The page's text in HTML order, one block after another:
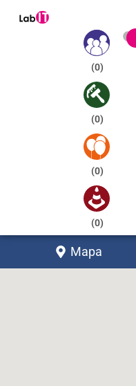
(0)
(0)
(0)
(0)
Mapa